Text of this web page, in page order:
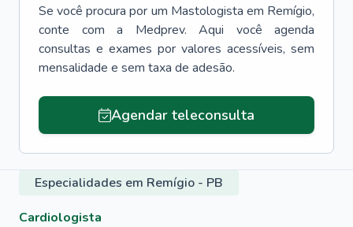
Se você procura por um Mastologista em Remígio,
conte com a Medprev. Aqui você agenda
consultas e exames por valores acessíveis, sem
mensalidade e sem taxa de adesão.
Agendar teleconsulta
Especialidades em Remígio - PB
Cardiologista